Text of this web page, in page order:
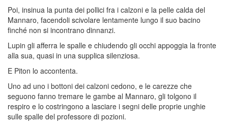
Poi, insinua la punta dei pollici fra i calzoni e la pelle calda del
Mannaro, facendoli scivolare lentamente lungo il suo bacino
finché non si incontrano dinnanzi.
Lupin gli afferra le spalle e chiudendo gli occhi appoggia la fronte
alla sua, quasi in una supplica silenziosa.
E Piton lo accontenta.
Uno ad uno i bottoni dei calzoni cedono, e le carezze che
seguono fanno tremare le gambe al Mannaro, gli tolgono il
respiro e lo costringono a lasciare i segni delle proprie unghie
sulle spalle del professore di pozioni.